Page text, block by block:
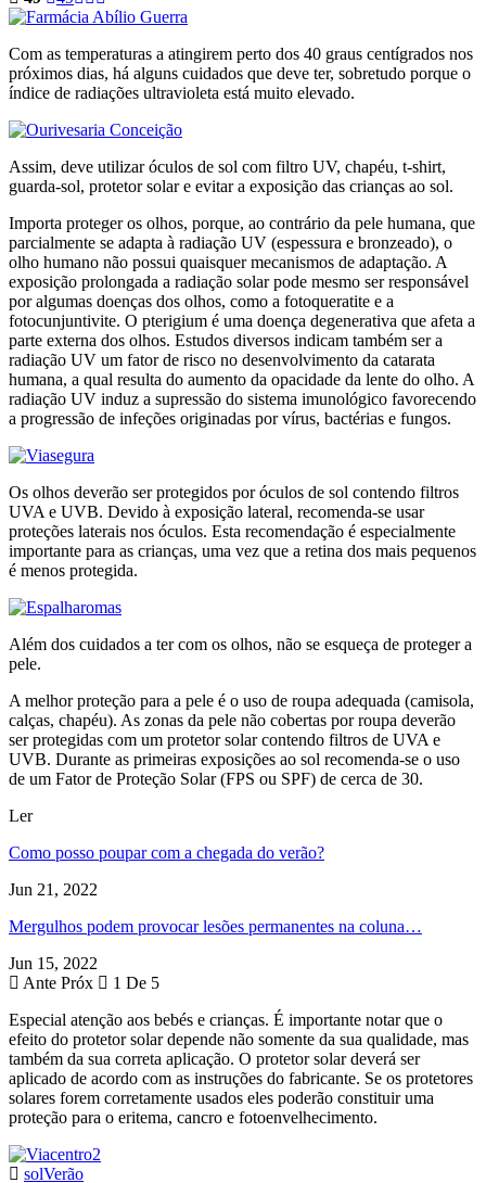
Com as temperaturas a atingirem perto dos 40 graus centígrados nos
próximos dias, há alguns cuidados que deve ter, sobretudo porque o
índice de radiações ultravioleta está muito elevado.
Assim, deve utilizar óculos de sol com filtro UV, chapéu, t-shirt,
guarda-sol, protetor solar e evitar a exposição das crianças ao sol.
Importa proteger os olhos, porque, ao contrário da pele humana, que
parcialmente se adapta à radiação UV (espessura e bronzeado), o
olho humano não possui quaisquer mecanismos de adaptação. A
exposição prolongada a radiação solar pode mesmo ser responsável
por algumas doenças dos olhos, como a fotoqueratite e a
fotocunjuntivite. O pterigium é uma doença degenerativa que afeta a
parte externa dos olhos. Estudos diversos indicam também ser a
radiação UV um fator de risco no desenvolvimento da catarata
humana, a qual resulta do aumento da opacidade da lente do olho. A
radiação UV induz a supressão do sistema imunológico favorecendo
a progressão de infeções originadas por vírus, bactérias e fungos.
Os olhos deverão ser protegidos por óculos de sol contendo filtros
UVA e UVB. Devido à exposição lateral, recomenda-se usar
proteções laterais nos óculos. Esta recomendação é especialmente
importante para as crianças, uma vez que a retina dos mais pequenos
é menos protegida.
Além dos cuidados a ter com os olhos, não se esqueça de proteger a
pele.
A melhor proteção para a pele é o uso de roupa adequada (camisola,
calças, chapéu). As zonas da pele não cobertas por roupa deverão
ser protegidas com um protetor solar contendo filtros de UVA e
UVB. Durante as primeiras exposições ao sol recomenda-se o uso
de um Fator de Proteção Solar (FPS ou SPF) de cerca de 30.
Ler
Como posso poupar com a chegada do verão?
Jun 21, 2022
Mergulhos podem provocar lesões permanentes na coluna…
Jun 15, 2022
Ante Próx
1 De 5
Especial atenção aos bebés e crianças. É importante notar que o
efeito do protetor solar depende não somente da sua qualidade, mas
também da sua correta aplicação. O protetor solar deverá ser
aplicado de acordo com as instruções do fabricante. Se os protetores
solares forem corretamente usados eles poderão constituir uma
proteção para o eritema, cancro e fotoenvelhecimento.
solVerão